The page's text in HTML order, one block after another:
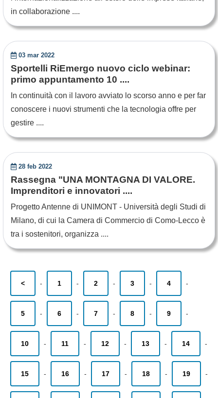
in collaborazione ....
03 mar 2022
Sportelli RiEmergo nuovo ciclo webinar:
primo appuntamento 10 ....
In continuità con il lavoro avviato lo scorso anno e per far
conoscere i nuovi strumenti che la tecnologia offre per
gestire ....
28 feb 2022
Rassegna "UNA MONTAGNA DI VALORE.
Imprenditori e innovatori ....
Progetto Antenne di UNIMONT - Università degli Studi di
Milano, di cui la Camera di Commercio di Como-Lecco è
tra i sostenitori, organizza ....
< - 1 - 2 - 3 - 4 -
5 - 6 - 7 - 8 - 9 -
10 - 11 - 12 - 13 - 14 -
15 - 16 - 17 - 18 - 19 -